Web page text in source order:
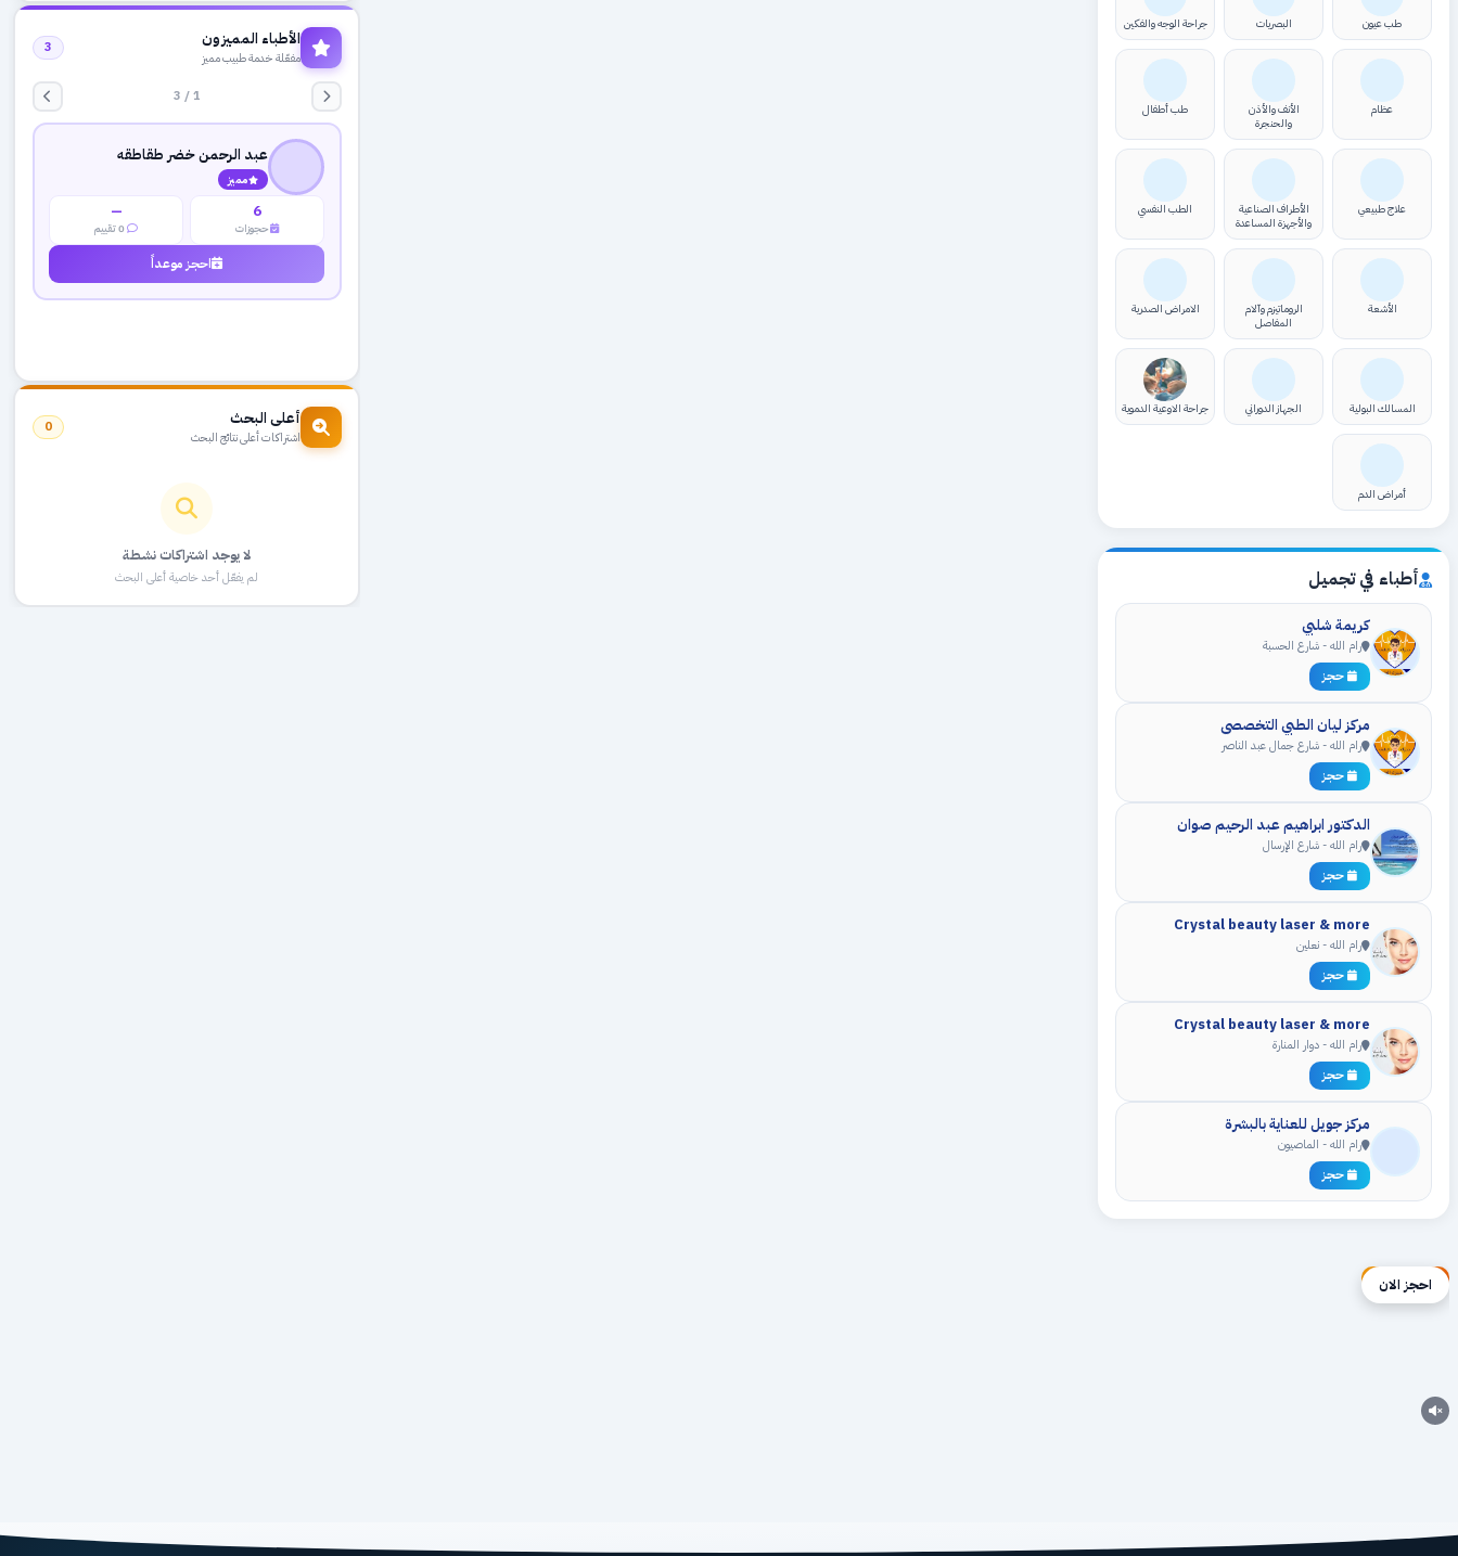
طب عيون البصريات جراحة الوجه والفكين
عظام
الأنف والأذن
والحنجرة
طب أطفال
علاج طبيعي
الأطراف الصناعية
والأجهزة المساعدة
الطب النفسي
الأشعة
الروماتيزم وآلام
المفاصل
الامراض الصدرية
المسالك البولية الجهاز الدوراني جراحة الاوعية الدموية
أمراض الدم
أطباء في تجميل
كريمة شلبي
رام الله - شارع الحسبة
حجز
مركز ليان الطبي التخصصي
رام الله - شارع جمال عبد الناصر
حجز
الدكتور ابراهيم عبد الرحيم صوان
رام الله - شارع الإرسال
حجز
Crystal beauty laser & more
رام الله - نعلين
حجز
Crystal beauty laser & more
رام الله - دوار المنارة
حجز
مركز جويل للعناية بالبشرة
رام الله - الماصيون
حجز
إعلان ممول
احجز الان
الأطباء المميزون
مفعّلة خدمة طبيب مميز
3
1 / 3
عبد الرحمن خضر طقاطقه
مميز
6
حجوزات
—
احجز موعداً
أعلى البحث
اشتراكات أعلى نتائج البحث
0
لا يوجد اشتراكات نشطة
لم يفعّل أحد خاصية أعلى البحث